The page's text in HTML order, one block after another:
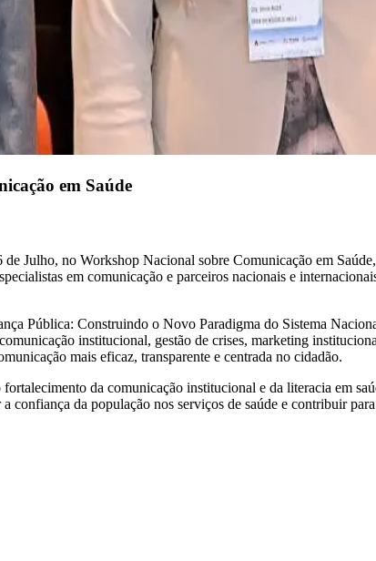
em Saúde
Julho, no Workshop Nacional sobre Comunicação em
em comunicação e parceiros nacionais e
Pública: Construindo o Novo Paradigma do Sistema
institucional, gestão de crises, marketing
mais eficaz, transparente e centrada no cidadão.
da comunicação institucional e da literacia em
da população nos serviços de saúde e contribuir